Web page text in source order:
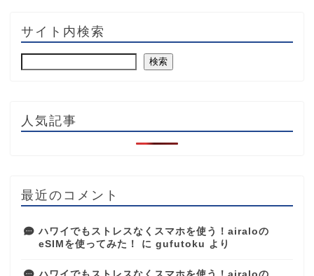
サイト内検索
検索
人気記事
最近のコメント
ハワイでもストレスなくスマホを使う！airaloの
eSIMを使ってみた！
に gufutoku より